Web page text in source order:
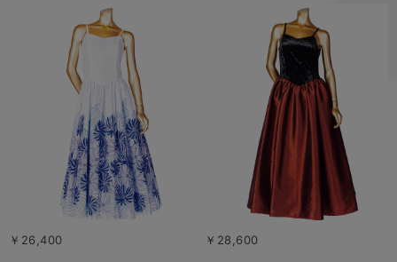
￥26,400 ￥28,600